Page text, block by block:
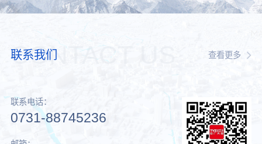
CONTACT US
联系我们 查看更多
联系电话：
0731-88745236